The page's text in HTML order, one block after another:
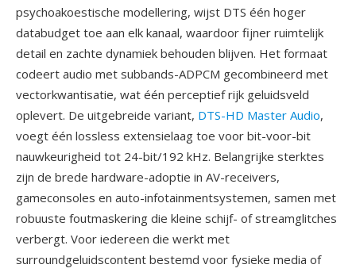
psychoakoestische modellering, wijst DTS één hoger
databudget toe aan elk kanaal, waardoor fijner ruimtelijk
detail en zachte dynamiek behouden blijven. Het formaat
codeert audio met subbands-ADPCM gecombineerd met
vectorkwantisatie, wat één perceptief rijk geluidsveld
oplevert. De uitgebreide variant, DTS-HD Master Audio,
voegt één lossless extensielaag toe voor bit-voor-bit
nauwkeurigheid tot 24-bit/192 kHz. Belangrijke sterktes
zijn de brede hardware-adoptie in AV-receivers,
gameconsoles en auto-infotainmentsystemen, samen met
robuuste foutmaskering die kleine schijf- of streamglitches
verbergt. Voor iedereen die werkt met
surroundgeluidscontent bestemd voor fysieke media of